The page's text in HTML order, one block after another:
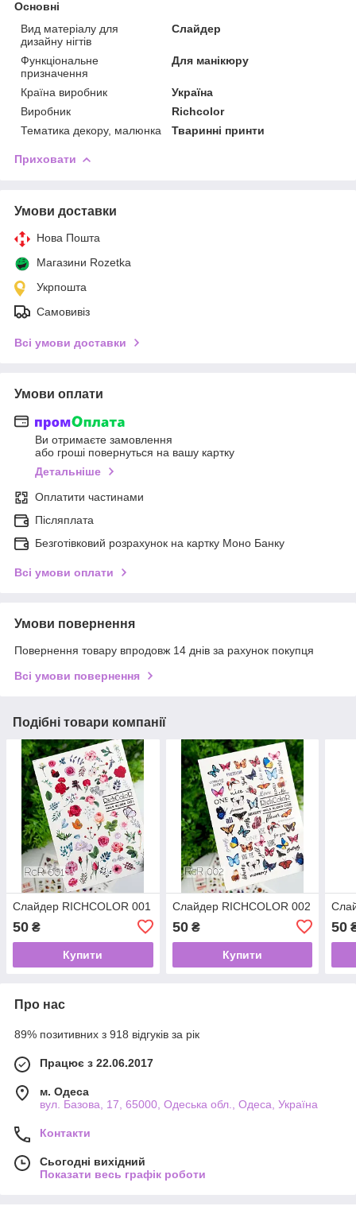
Основні
Вид матеріалу для
дизайну нігтів
Слайдер
Функціональне
призначення
Для манікюру
Країна виробник
Україна
Виробник
Richcolor
Тематика декору, малюнка
Тваринні принти
Приховати
Умови доставки
Нова Пошта
Магазини Rozetka
Укрпошта
Самовивіз
Всі умови доставки
Умови оплати
Ви отримаєте замовлення
або гроші повернуться на вашу картку
Детальніше
Оплатити частинами
Післяплата
Безготівковий розрахунок на картку Моно Банку
Всі умови оплати
Умови повернення
Повернення товару впродовж 14 днів за рахунок покупця
Всі умови повернення
Подібні товари компанії
Слайдер RICHCOLOR 001
50 ₴
Купити
Слайдер RICHCOLOR 002
50₴
Купити
50
Про нас
89% позитивних з 918 відгуків за рік
Працює з 22.06.2017
м. Одеса
вул. Базова, 17, 65000, Одеська обл., Одеса, Україна
Контакти
Сьогодні вихідний
Показати весь графік роботи